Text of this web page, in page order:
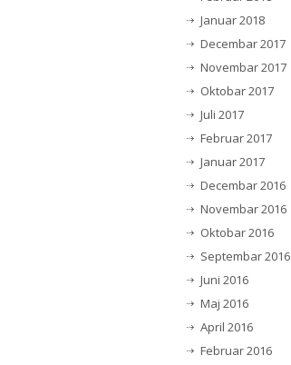
Januar 2018
Decembar 2017
Novembar 2017
Oktobar 2017
Juli 2017
Februar 2017
Januar 2017
Decembar 2016
Novembar 2016
Oktobar 2016
Septembar 2016
Juni 2016
Maj 2016
April 2016
Februar 2016